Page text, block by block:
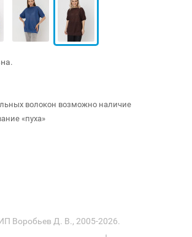
волокон возможно наличие
«пуха»
Воробьев Д. В., 2005-2026.